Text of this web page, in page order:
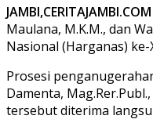
JAMBI,CERITAJAMBI.COM
Maulana, M.K.M., dan
Nasional (Harganas)
Prosesi
Damenta,
tersebut diterima